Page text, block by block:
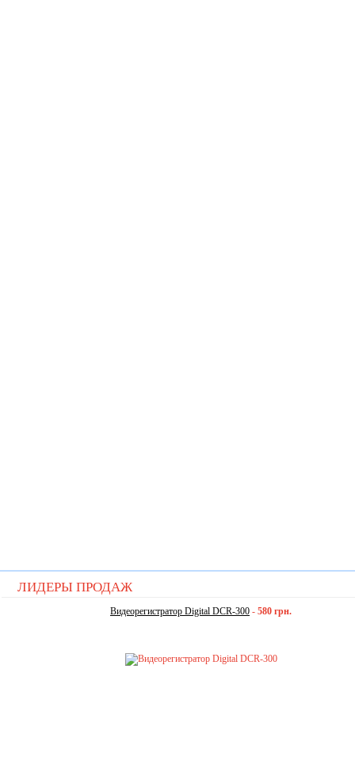
ЛИДЕРЫ ПРОДАЖ
Видеорегистратор Digital DCR-300 - 580 грн.